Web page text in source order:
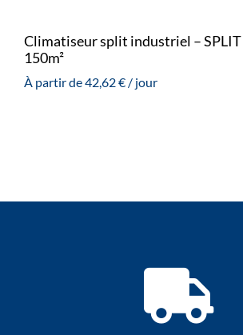
Climatiseur split industriel –
150m²
À partir de42,62€/ jour